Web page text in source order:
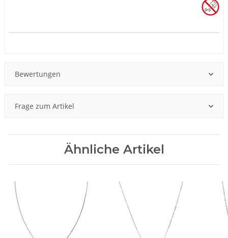
Bewertungen
Frage zum Artikel
Ähnliche Artikel